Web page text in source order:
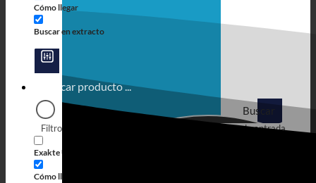
Cómo llegar
Buscar en extracto
Buscar
Filtros genéricos
Exakte Übereinstimmung
Cómo llegar al título
Filtrar por tipo de entrada